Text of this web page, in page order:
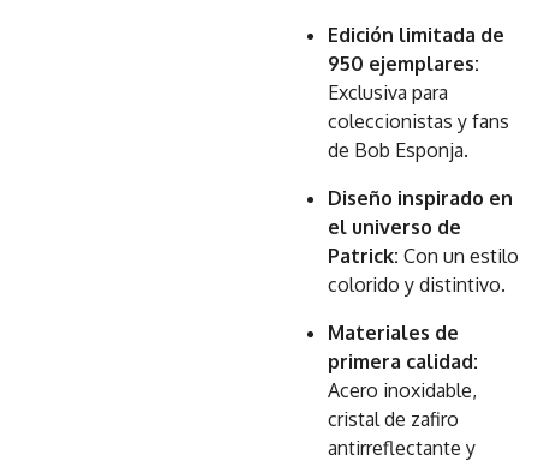
Edición limitada de
950 ejemplares:
Exclusiva para
coleccionistas y fans
de Bob Esponja.
Diseño inspirado en
el universo de
Patrick: Con un estilo
colorido y distintivo.
Materiales de
primera calidad:
Acero inoxidable,
cristal de zafiro
antirreflectante y